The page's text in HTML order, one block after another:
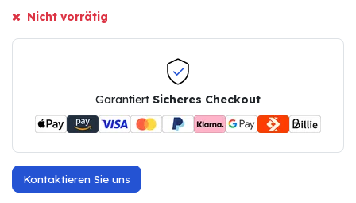
Nicht vorrätig
Garantiert Sicheres Checkout
Kontaktieren Sie uns